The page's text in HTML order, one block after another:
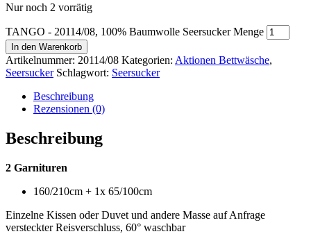
Nur noch 2 vorrätig
TANGO - 20114/08, 100% Baumwolle Seersucker Menge
In den Warenkorb
Artikelnummer: 20114/08 Kategorien: Aktionen Bettwäsche,
Seersucker Schlagwort: Seersucker
Beschreibung
Rezensionen (0)
Beschreibung
2 Garnituren
160/210cm + 1x 65/100cm
Einzelne Kissen oder Duvet und andere Masse auf Anfrage
versteckter Reisverschluss, 60° waschbar